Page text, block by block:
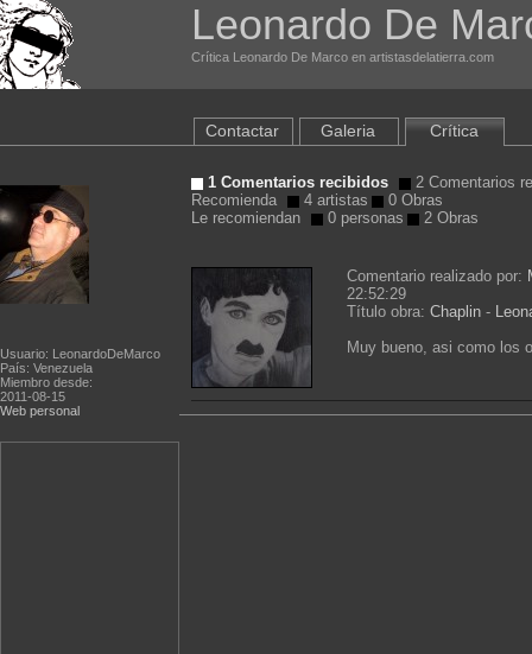
Leonardo De
Crítica Leonardo De Marco en artistasdelatierra.com
Usuario: LeonardoDeMarco
País: Venezuela
Miembro desde:
2011-08-15
Web personal
Contactar Galeria Crítica
1 Comentarios recibidos
2 Comentarios
Recomienda
4 artistas
0 Obras
Le recomiendan
0 personas 2 Obras
Comentario realizado por:
22:52:29
Título obra: Chaplin -
Muy bueno, asi como los